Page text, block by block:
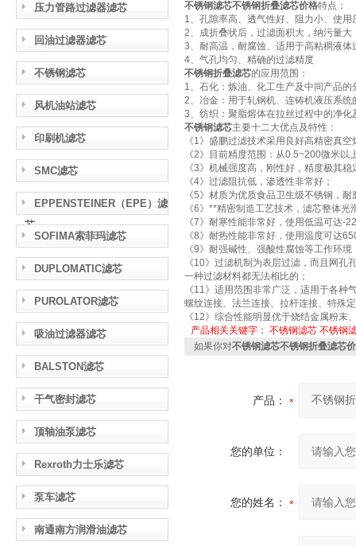
压力管路过滤器滤芯
回油过滤器滤芯
不锈钢滤芯
风机油站滤芯
印刷机滤芯
SMC滤芯
EPPENSTEINER（EPE）滤
芯
SOFIMA索菲玛滤芯
DUPLOMATIC滤芯
PUROLATOR滤芯
吸油过滤器滤芯
BALSTON滤芯
干气密封滤芯
顶轴油泵滤芯
Rexroth力士乐滤芯
泵车滤芯
南通南方润滑油滤芯
不锈钢滤芯不锈钢折叠滤芯价格特点：
1、孔隙率高、透气性好、阻力小、使用
2、成折叠状后，过滤面积大，纳污量大
3、耐高温，耐腐蚀、适用于高粘稠液体
4、气孔均匀、精确的过滤精度
不锈钢折叠滤芯的应用范围：
1、石化：炼油、化工生产及中间产品的
2、冶金：用于轧钢机、连铸机液压系统
3、纺织：聚脂熔体在拉丝过程中的净化
不锈钢滤芯主要十二大优点及特性：
《1》盛鹏过滤技术采用良好高精密真
《2》目前精度范围：从0.5~200微米以
《3》机械强度高，刚性好，精度极其
《4》过滤阻抗低，渗透性非常好；
《5》材质为优质食品卫生级不锈钢，
《6》**精密制造工艺技术，滤芯整体
《7》耐寒性能非常好，使用低温可达-
《8》耐热性能非常好，使用温度可达
《9》耐强碱性、强酸性腐蚀等工作环境
《10》过滤机制为表层过滤，而且网
一种过滤材料都无法相比的；
《11》适用范围非常广泛，适用于各
螺纹连接、法兰连接、拉杆连接、特殊
《12》综合性能明显优于烧结金属粉
产品相关关键字： 不锈钢滤芯 不锈钢
如果你对不锈钢滤芯不锈钢折叠滤芯
产品：
您的单位：
您的姓名：